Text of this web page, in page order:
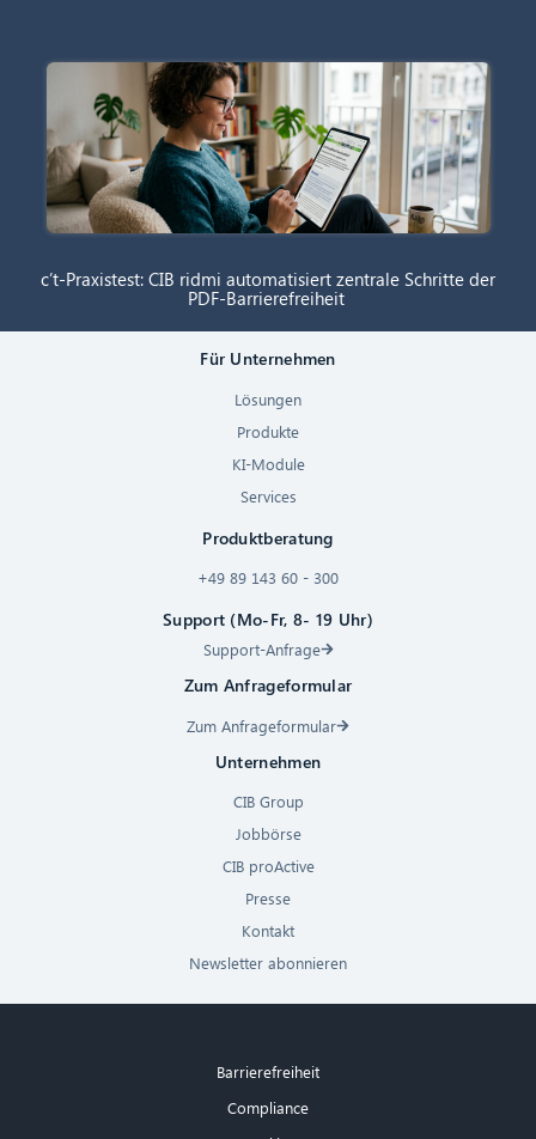
c’t-Praxistest: CIB ridmi automatisiert zentrale Schritte der
PDF-Barrierefreiheit
Für Unternehmen
Lösungen
Produkte
KI-Module
Services
Produktberatung
+49 89 143 60 - 300
Support (Mo-Fr, 8- 19 Uhr)
Support-Anfrage
Zum Anfrageformular
Zum Anfrageformular
Unternehmen
CIB Group
Jobbörse
CIB proActive
Presse
Kontakt
Newsletter abonnieren
Barrierefreiheit
Compliance